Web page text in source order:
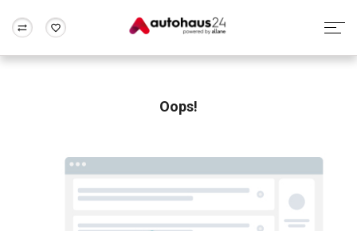
Rund um die Inzahlungnahme
Oops!